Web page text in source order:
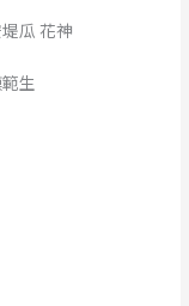
瓜 花神
生